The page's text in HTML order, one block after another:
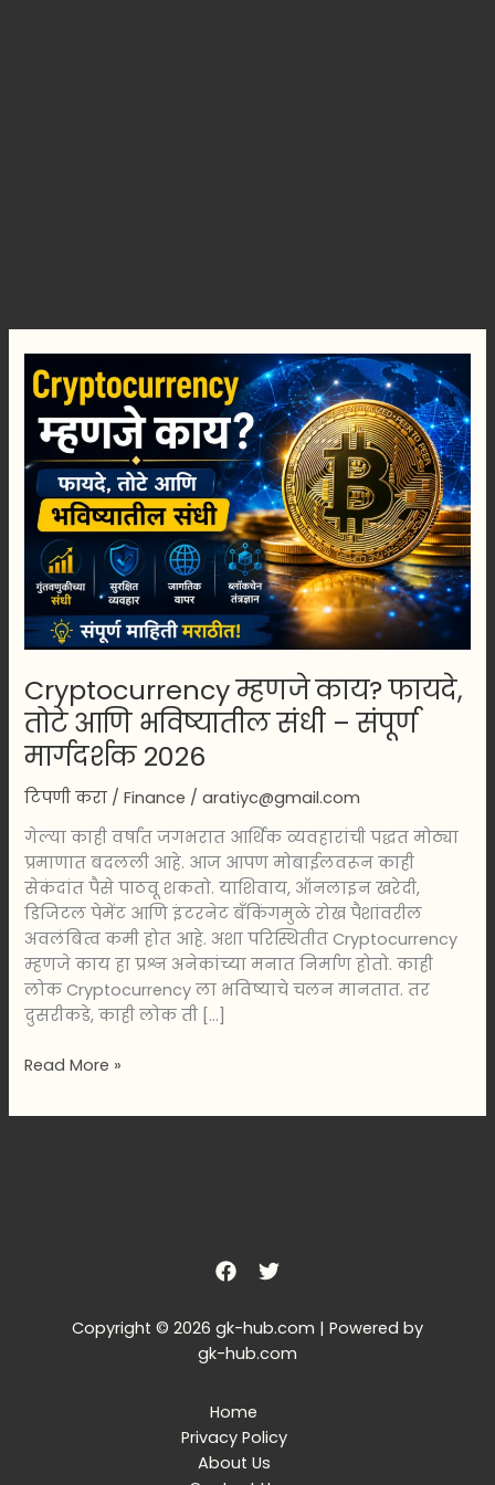
Cryptocurrency म्हणजे काय? फायदे,
तोटे आणि भविष्यातील संधी – संपूर्ण
मार्गदर्शक 2026
टिपणी करा /Finance /aratiyc@gmail.com
गेल्या काही वर्षांत जगभरात आर्थिक व्यवहारांची पद्धत मोठ्या
प्रमाणात बदलली आहे. आज आपण मोबाईलवरून काही
सेकंदांत पैसे पाठवू शकतो. याशिवाय, ऑनलाइन खरेदी,
डिजिटल पेमेंट आणि इंटरनेट बँकिंगमुळे रोख पैशांवरील
अवलंबित्व कमी होत आहे. अशा परिस्थितीत Cryptocurrency
म्हणजे काय हा प्रश्न अनेकांच्या मनात निर्माण होतो. काही
लोक Cryptocurrency ला भविष्याचे चलन मानतात. तर
दुसरीकडे, काही लोक ती […]
Cryptocurrency
म्हणजे
काय?
फायदे,
तोटे
आणि
भविष्यातील
संधी
संपूर्ण
मार्गदर्शक
2026
Read More »
Copyright © 2026 gk-hub.com | Powered by
gk-hub.com
Home
Privacy Policy
About Us